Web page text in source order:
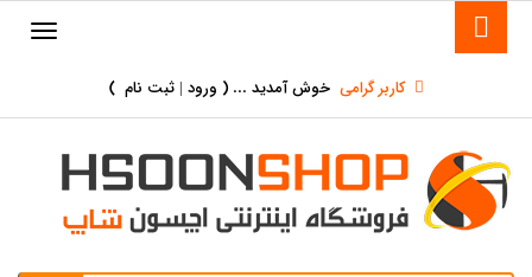
کاربر گرامی خوش آمدید ... ( ورود | ثبت نام )